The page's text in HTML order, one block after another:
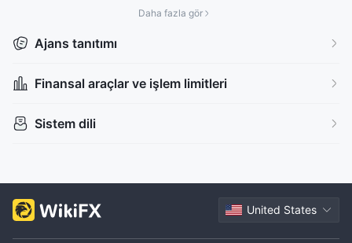
Pazar Yapıcılık (MM)
Offshore Düzenleyici
Daha fazla gör
Ajans tanıtımı
Finansal araçlar ve işlem limitleri
Sistem dili
United States